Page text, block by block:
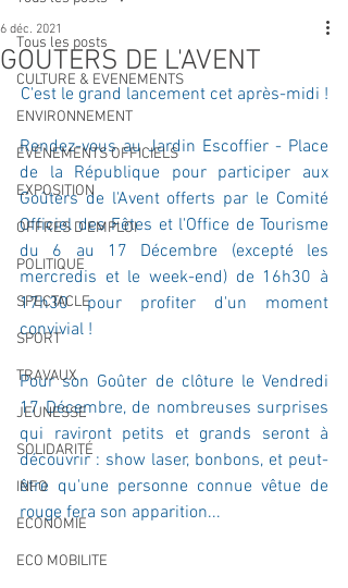
Tous les posts
CULTURE & EVENEMENTS
ENVIRONNEMENT
ÉVÉNEMENTS OFFICIELS
EXPOSITION
OFFRES D'EMPLOI
POLITIQUE
SPECTACLE
SPORT
TRAVAUX
JEUNESSE
SOLIDARITÉ
INFO
ECONOMIE
ECO MOBILITE
GOUTERS DE L'AVENT
6 déc. 2021
C'est le grand lancement cet après-midi !
Rendez-vous au Jardin Escoffier - Place
de la République pour participer aux
Goûters de l'Avent offerts par le Comité
Officiel des Fêtes et l'Office de Tourisme
du 6 au 17 Décembre (excepté les
mercredis et le week-end) de 16h30 à
17h30 pour profiter d'un moment
convivial !
Pour son Goûter de clôture le Vendredi
17 Décembre, de nombreuses surprises
qui raviront petits et grands seront à
découvrir : show laser, bonbons, et peut-
être qu'une personne connue vêtue de
rouge fera son apparition...